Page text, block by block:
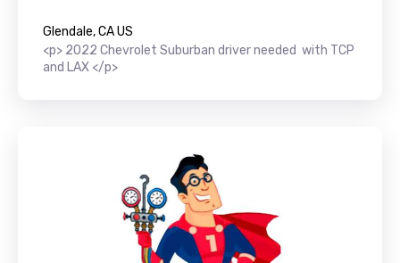
Glendale, CA US
<p> 2022 Chevrolet Suburban driver needed with TCP
and LAX </p>